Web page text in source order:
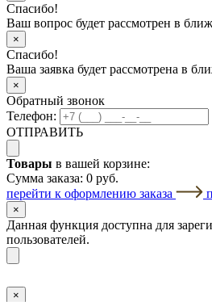
Спасибо!
Ваш вопрос будет рассмотрен в
×
Спасибо!
Ваша заявка будет рассмотрена в
×
Обратный звонок
Телефон:
ОТПРАВИТЬ
Товары в вашей корзине:
Сумма заказа: 0 руб.
перейти к оформлению заказа
×
Данная функция доступна для
пользователей.
×